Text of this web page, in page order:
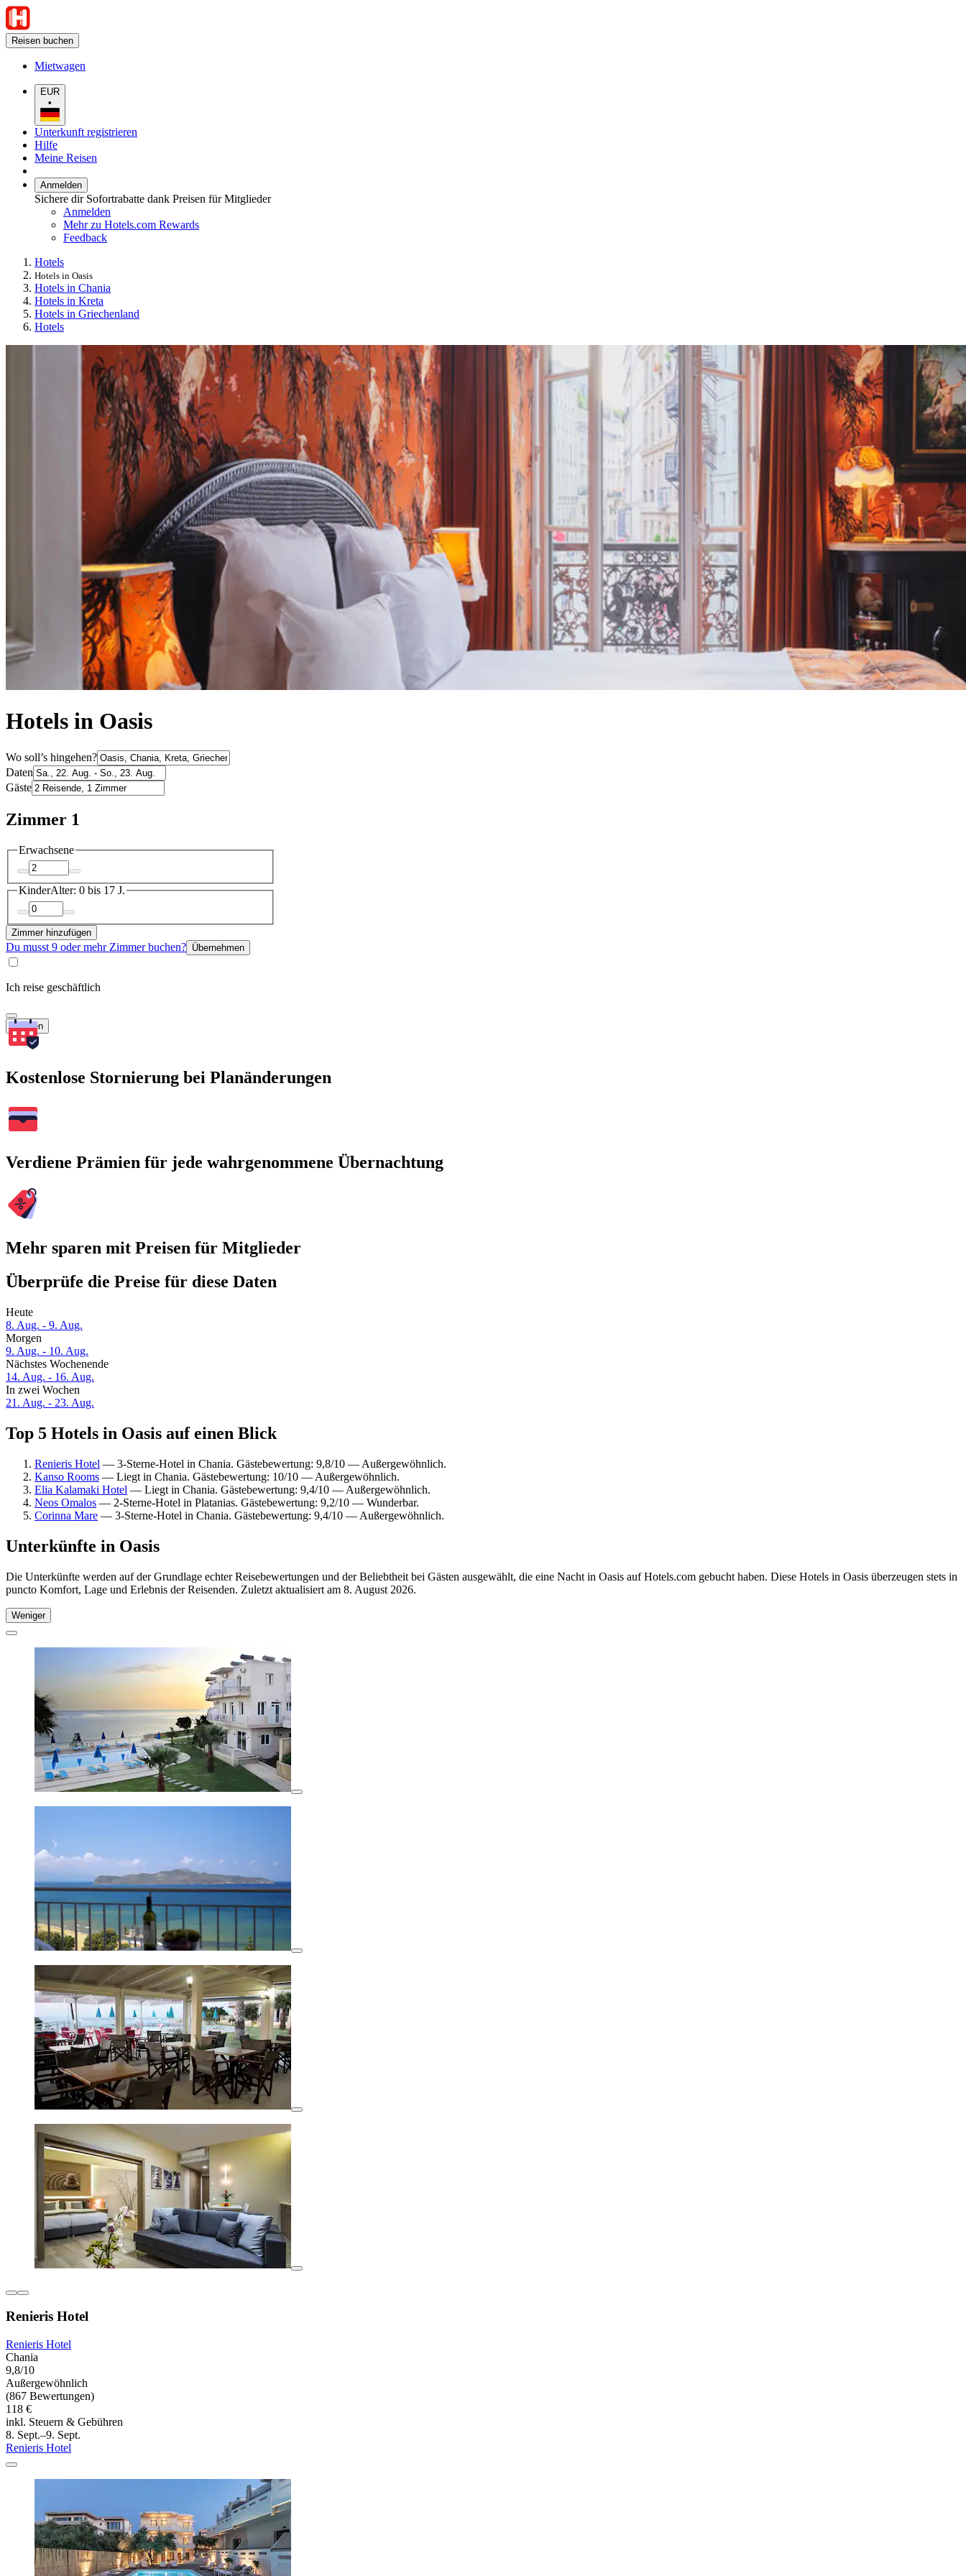
Reisen buchen
Mietwagen
EUR
•
Unterkunft registrieren
Hilfe
Meine Reisen
Anmelden
Sichere dir Sofortrabatte dank Preisen für Mitglieder
Anmelden
Mehr zu Hotels.com Rewards
Feedback
Hotels
Hotels in Oasis
Hotels in Chania
Hotels in Kreta
Hotels in Griechenland
Hotels
Hotels in Oasis
Wo soll’s hingehen?
Daten
Gäste
Zimmer 1
Erwachsene
KinderAlter: 0 bis 17 J.
Zimmer hinzufügen
Du musst 9 oder mehr Zimmer buchen? Übernehmen
Ich reise geschäftlich
Suchen
Kostenlose Stornierung bei Planänderungen
Verdiene Prämien für jede wahrgenommene Übernachtung
Mehr sparen mit Preisen für Mitglieder
Überprüfe die Preise für diese Daten
Heute
8. Aug. - 9. Aug.
Morgen
9. Aug. - 10. Aug.
Nächstes Wochenende
14. Aug. - 16. Aug.
In zwei Wochen
21. Aug. - 23. Aug.
Top 5 Hotels in Oasis auf einen Blick
Renieris Hotel — 3-Sterne-Hotel in Chania. Gästebewertung: 9,8/10 — Außergewöhnlich.
Kanso Rooms — Liegt in Chania. Gästebewertung: 10/10 — Außergewöhnlich.
Elia Kalamaki Hotel — Liegt in Chania. Gästebewertung: 9,4/10 — Außergewöhnlich.
Neos Omalos — 2-Sterne-Hotel in Platanias. Gästebewertung: 9,2/10 — Wunderbar.
Corinna Mare — 3-Sterne-Hotel in Chania. Gästebewertung: 9,4/10 — Außergewöhnlich.
Unterkünfte in Oasis
Die Unterkünfte werden auf der Grundlage echter Reisebewertungen und der Beliebtheit bei Gästen ausgewählt, die eine Nacht in Oasis auf Hotels.com gebucht haben. Diese Hotels in Oasis überzeugen stets in
puncto Komfort, Lage und Erlebnis der Reisenden. Zuletzt aktualisiert am 8. August 2026.
Weniger
Renieris Hotel
Renieris Hotel
Chania
9,8/10
Außergewöhnlich
(867 Bewertungen)
118 €
inkl. Steuern & Gebühren
8. Sept.–9. Sept.
Renieris Hotel